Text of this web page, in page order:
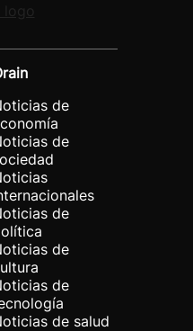
de
de
de
de
de
de salud